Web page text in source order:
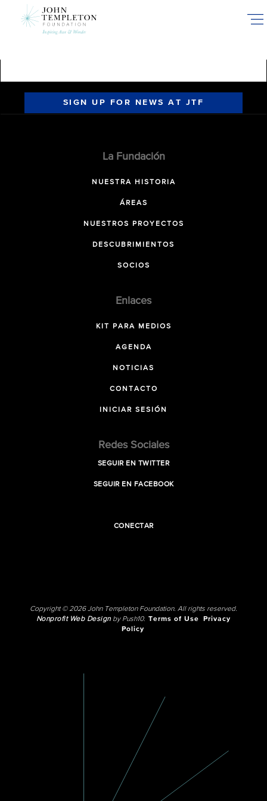
SIGN UP FOR NEWS AT JTF
La Fundación
NUESTRA HISTORIA
ÁREAS
NUESTROS PROYECTOS
DESCUBRIMIENTOS
SOCIOS
Enlaces
KIT PARA MEDIOS
AGENDA
NOTICIAS
CONTACTO
INICIAR SESIÓN
Redes Sociales
SEGUIR EN TWITTER
SEGUIR EN FACEBOOK
CONECTAR
Copyright © 2026 John Templeton Foundation. All rights reserved.
Nonprofit Web Designby Push10. Terms of Use
Privacy
Policy